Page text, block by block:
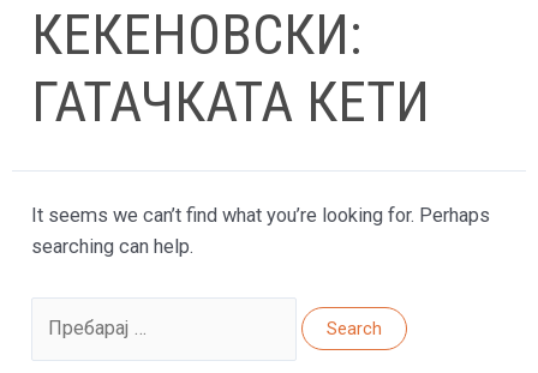
КЕКЕНОВСКИ:
ГАТАЧКАТА КЕТИ
It seems we can’t find what you’re looking for. Perhaps
searching can help.